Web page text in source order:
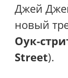
Джей
новый
Оук-
Street).